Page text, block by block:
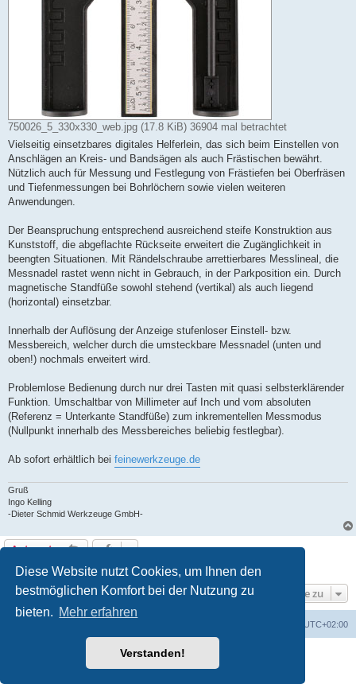
Diese Website nutzt Cookies, um Ihnen den
bestmöglichen Komfort bei der Nutzung zu
bieten. Mehr erfahren
Verstanden!
750026_5_330x330_web.jpg (17.8 KiB) 36904 mal betrachtet
Vielseitig einsetzbares digitales Helferlein, das sich beim Einstellen von
Anschlägen an Kreis- und Bandsägen als auch Frästischen bewährt.
Nützlich auch für Messung und Festlegung von Frästiefen bei Oberfräsen
und Tiefenmessungen bei Bohrlöchern sowie vielen weiteren
Anwendungen.
Der Beanspruchung entsprechend ausreichend steife Konstruktion aus
Kunststoff, die abgeflachte Rückseite erweitert die Zugänglichkeit in
beengten Situationen. Mit Rändelschraube arrettierbares Messlineal, die
Messnadel rastet wenn nicht in Gebrauch, in der Parkposition ein. Durch
magnetische Standfüße sowohl stehend (vertikal) als auch liegend
(horizontal) einsetzbar.
Innerhalb der Auflösung der Anzeige stufenloser Einstell- bzw.
Messbereich, welcher durch die umsteckbare Messnadel (unten und
oben!) nochmals erweitert wird.
Problemlose Bedienung durch nur drei Tasten mit quasi selbsterklärender
Funktion. Umschaltbar von Millimeter auf Inch und vom absoluten
(Referenz = Unterkante Standfüße) zum inkrementellen Messmodus
(Nullpunkt innerhalb des Messbereiches beliebig festlegbar).
Ab sofort erhältlich bei feinewerkzeuge.de
Gruß
Ingo Kelling
-Dieter Schmid Werkzeuge GmbH-
Antworten
1 Beitrag • Seite1von1
Gehe zu
UTC+02:00
Powered byphpBB® Forum Software © phpBB Limited
phpBB.de